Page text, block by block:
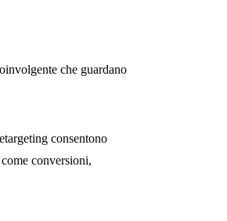
che guardano
consentono
conversioni,